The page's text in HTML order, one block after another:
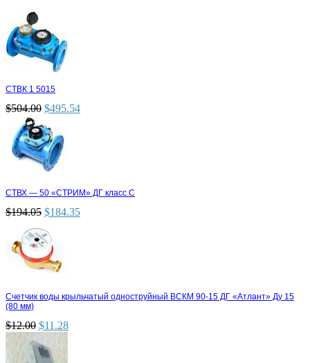
СТВК 1 5015
$504.00 $495.54
СТВХ — 50 «СТРИМ» ДГ класс С
$194.05 $184.35
Счетчик воды крыльчатый одноструйный ВСКМ 90-15 ДГ «Атлант» Ду 15
(80 мм)
$12.00 $11.28